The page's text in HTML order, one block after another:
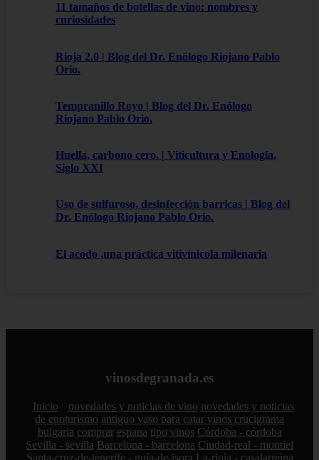
11 tamaños de botellas de vino: nombres y
curiosidades
Rioja 2.0 | Blog del Dr. Enólogo Riojano Pablo
Orio.
Tempranillo Royo | Blog del Dr. Enólogo
Riojano Pablo Orio.
Huella, carbono cero. | Viticultura y Enología.
Siglo XXI
Uso de sulfuroso, desinfección barricas | Blog del
Dr. Enólogo Riojano Pablo Orio.
El acodo ,una práctica vitivínicola milenaria
vinosdegranada.es
Inicio novedades y noticias de vino novedades y noticias
de enoturismo antiguo vaso para catar vinos crucigrama
bulgaria comprar espana tipo vinos Córdoba - córdoba
Sevilla - sevilla Barcelona - barcelona Ciudad-real - montiel